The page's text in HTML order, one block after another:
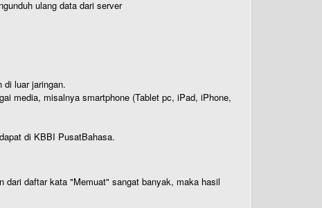
ulang data dari server
di luar jaringan.
media, misalnya smartphone (Tablet pc, iPad, iPhone,
di KBBI PusatBahasa.
daftar kata "Memuat" sangat banyak, maka hasil